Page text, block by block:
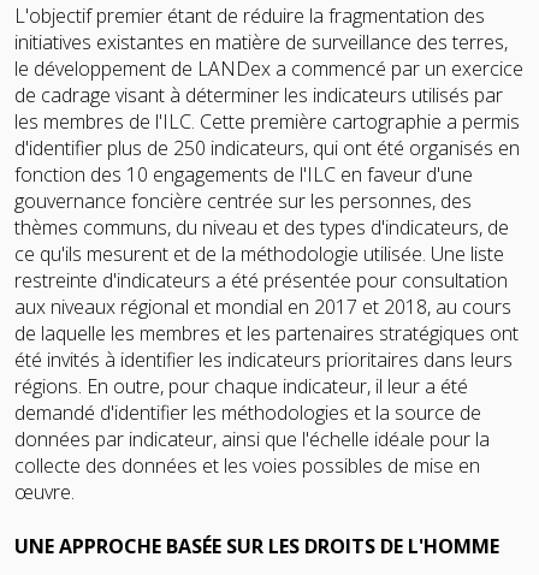
L'objectif premier étant de réduire la fragmentation des
initiatives existantes en matière de surveillance des terres,
le développement de LANDex a commencé par un exercice
de cadrage visant à déterminer les indicateurs utilisés par
les membres de l'ILC. Cette première cartographie a permis
d'identifier plus de 250 indicateurs, qui ont été organisés en
fonction des 10 engagements de l'ILC en faveur d'une
gouvernance foncière centrée sur les personnes, des
thèmes communs, du niveau et des types d'indicateurs, de
ce qu'ils mesurent et de la méthodologie utilisée. Une liste
restreinte d'indicateurs a été présentée pour consultation
aux niveaux régional et mondial en 2017 et 2018, au cours
de laquelle les membres et les partenaires stratégiques ont
été invités à identifier les indicateurs prioritaires dans leurs
régions. En outre, pour chaque indicateur, il leur a été
demandé d'identifier les méthodologies et la source de
données par indicateur, ainsi que l'échelle idéale pour la
collecte des données et les voies possibles de mise en
œuvre.
UNE APPROCHE BASÉE SUR LES DROITS DE L'HOMME